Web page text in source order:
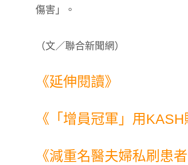
傷害」。
（文／聯合新聞網 ）
《延伸閱讀》
《 「增員冠軍」用
《減重名醫夫婦私刷患